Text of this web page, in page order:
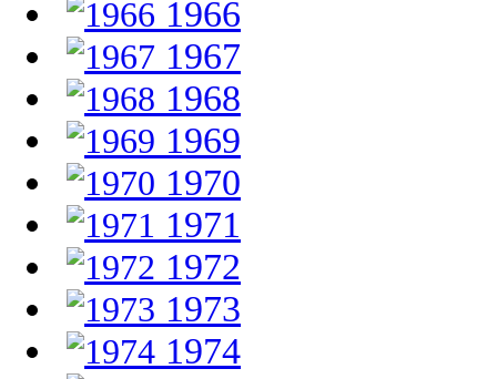
1966
1967
1968
1969
1970
1971
1972
1973
1974